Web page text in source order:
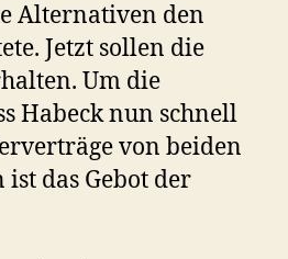
Alternativen den
Jetzt sollen die
Um die
Habeck nun schnell
von beiden
das Gebot der